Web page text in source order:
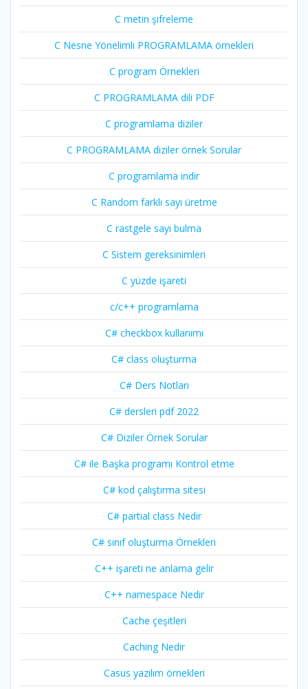
C metin şifreleme
C Nesne Yönelimli PROGRAMLAMA örnekleri
C program Örnekleri
C PROGRAMLAMA dili PDF
C programlama diziler
C PROGRAMLAMA diziler örnek Sorular
C programlama indir
C Random farklı sayı üretme
C rastgele sayı bulma
C Sistem gereksinimleri
C yüzde işareti
c/c++ programlama
C# checkbox kullanımı
C# class oluşturma
C# Ders Notları
C# dersleri pdf 2022
C# Diziler Örnek Sorular
C# ile Başka programı Kontrol etme
C# kod çalıştırma sitesi
C# partial class Nedir
C# sınıf oluşturma Örnekleri
C++ işareti ne anlama gelir
C++ namespace Nedir
Cache çeşitleri
Caching Nedir
Casus yazılım örnekleri